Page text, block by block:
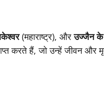
(महाराष्ट्र), औरउज्जैन के
करते हैं, जो उन्हें जीवन